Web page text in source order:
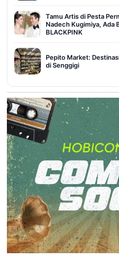
Tamu Artis di Pesta
Nadech Kugimiya, Ada
BLACKPINK
Pepito Market:
di Senggigi